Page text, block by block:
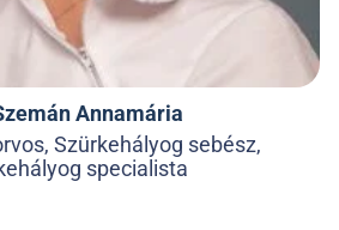
Annamária
Szürkehályog sebész,
specialista